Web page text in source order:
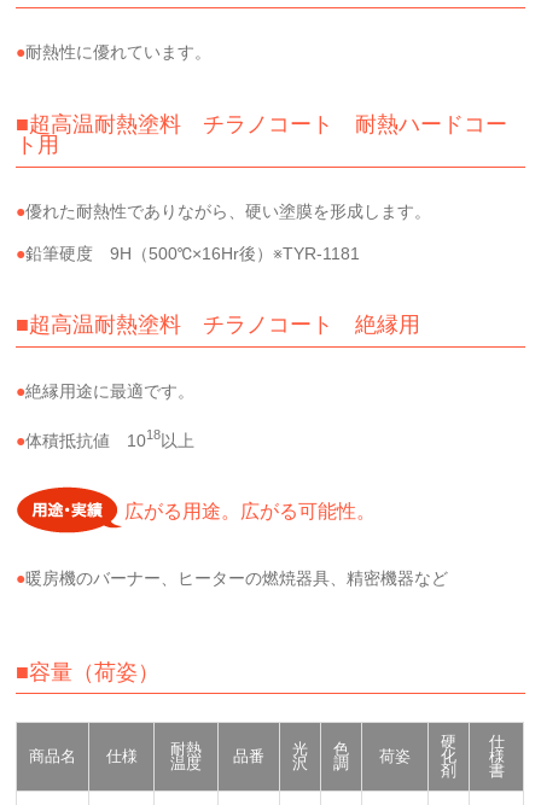
耐熱性に優れています。
■超高温耐熱塗料 チラノコート 耐熱ハードコー
ト用
優れた耐熱性でありながら、硬い塗膜を形成します。
鉛筆硬度 9H（500℃×16Hr後）※TYR-1181
■超高温耐熱塗料 チラノコート 絶縁用
絶縁用途に最適です。
体積抵抗値 1018以上
広がる用途。広がる可能性。
暖房機のバーナー、ヒーターの燃焼器具、精密機器など
■容量（荷姿）
商品名 仕様
耐熱
温度
品番
光
沢
色
調
荷姿
硬
化
剤
仕
様
書